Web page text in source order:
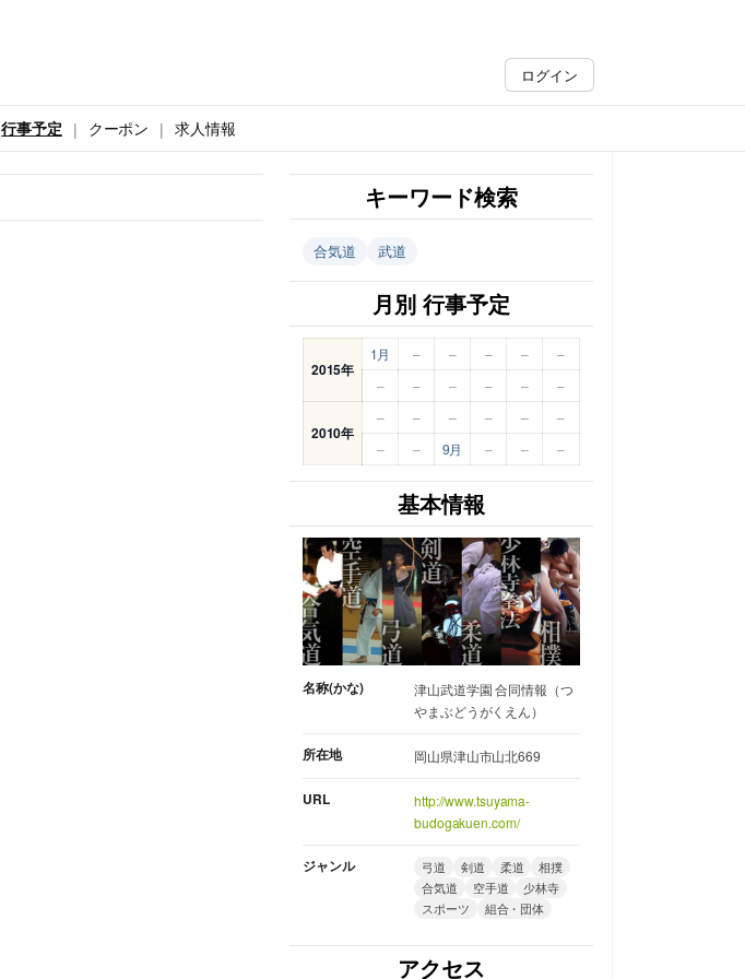
ログイン
行事予定 クーポン 求人情報
キーワード検索
合気道 武道
月別 行事予定
2015年
1月 – – – –
–
–
– – – – –
2010年
– – – – –
–
–
– 9月 – – –
基本情報
名称(かな)
津山武道学園 合同情報（つ
やまぶどうがくえん）
所在地 岡山県津山市山北669
URL
http://www.tsuyama-
budogakuen.com/
ジャンル 弓道 剣道 柔道
相撲
合気道
空手道
少林寺
スポーツ
組合・団体
アクセス